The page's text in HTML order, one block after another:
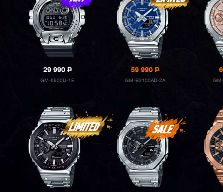
29 990P
GM-6900U-1E
59 990P
GM-B2100AD-2A